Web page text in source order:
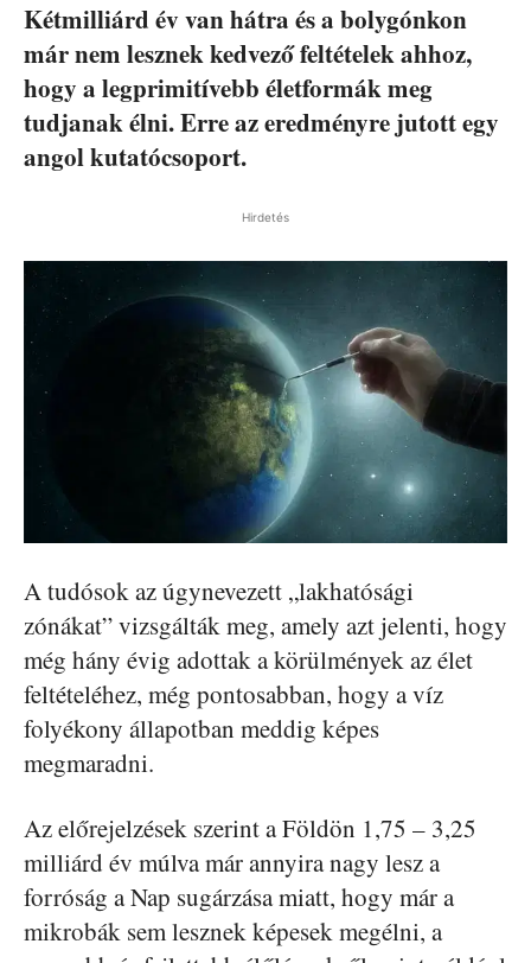
Kétmilliárd év van hátra és a bolygónkon
már nem lesznek kedvező feltételek ahhoz,
hogy a legprimitívebb életformák meg
tudjanak élni. Erre az eredményre jutott egy
angol kutatócsoport.
Hirdetés
A tudósok az úgynevezett „lakhatósági
zónákat” vizsgálták meg, amely azt jelenti, hogy
még hány évig adottak a körülmények az élet
feltételéhez, még pontosabban, hogy a víz
folyékony állapotban meddig képes
megmaradni.
Az előrejelzések szerint a Földön 1,75 – 3,25
milliárd év múlva már annyira nagy lesz a
forróság a Nap sugárzása miatt, hogy már a
mikrobák sem lesznek képesek megélni, a